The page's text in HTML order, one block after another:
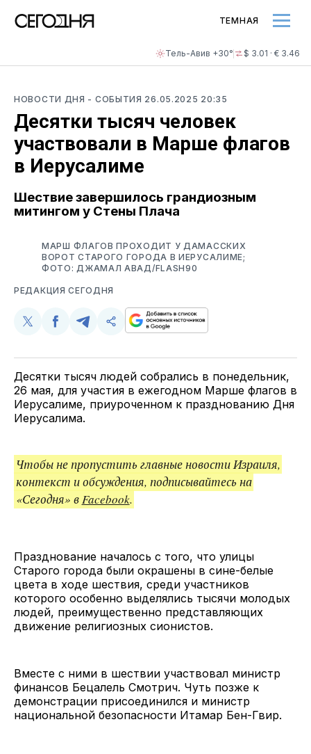
Тель-Авив +30° $ 3.01 · € 3.46
ТЕМНАЯ
НОВОСТИ ДНЯ - СОБЫТИЯ 26.05.2025 20:35
Десятки тысяч человек
участвовали в Марше флагов
в Иерусалиме
Шествие завершилось грандиозным
митингом у Стены Плача
МАРШ ФЛАГОВ ПРОХОДИТ У ДАМАССКИХ
ВОРОТ СТАРОГО ГОРОДА В ИЕРУСАЛИМЕ;
ФОТО: ДЖАМАЛ АВАД/FLASH90
РЕДАКЦИЯ СЕГОДНЯ
Поделиться
Twitter
Поделиться
Facebook
Поделиться
Telegram
Скопируйте
поделитесь
ссылкой
Десятки тысяч людей собрались в понедельник,
26 мая, для участия в ежегодном Марше флагов в
Иерусалиме, приуроченном к празднованию Дня
Иерусалима.
Чтобы не пропустить главные новости Израиля,
контекст и обсуждения, подписывайтесь на
«Сегодня» вFacebook.
Празднование началось с того, что улицы
Старого города были окрашены в сине-белые
цвета в ходе шествия, среди участников
которого особенно выделялись тысячи молодых
людей, преимущественно представляющих
движение религиозных сионистов.
Вместе с ними в шествии участвовал министр
финансов Бецалель Смотрич. Чуть позже к
демонстрации присоединился и министр
национальной безопасности Итамар Бен-Гвир.